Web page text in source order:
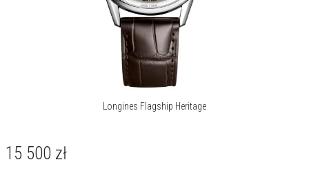
Longines Flagship Heritage
15 500 zł